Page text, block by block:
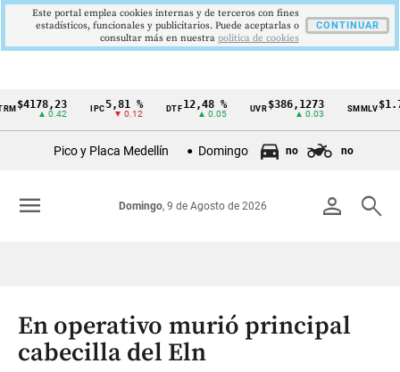
Cintillo
Colombia
▲ 0.42
IPC 5,81 %
▼ 0.12
DTF 12,48 %
▲ 0.05
UVR $386,1273
▲ 0.03
SMMLV
Pico y Placa Medellín Domingo no no
person search
Domingo, 9 de Agosto de 2026
menu
En operativo murió principal
cabecilla del Eln
Este portal emplea cookies internas y de terceros con fines
estadísticos, funcionales y publicitarios. Puede aceptarlas o
consultar más en nuestra politica de cookies
CONTINUAR